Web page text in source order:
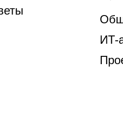
ИT-